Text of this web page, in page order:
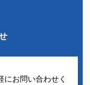
お問い合わせく